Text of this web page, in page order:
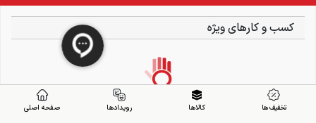
کسب و کارهای ویژه
تخفیف ها کالاها رویدادها صفحه اصلی